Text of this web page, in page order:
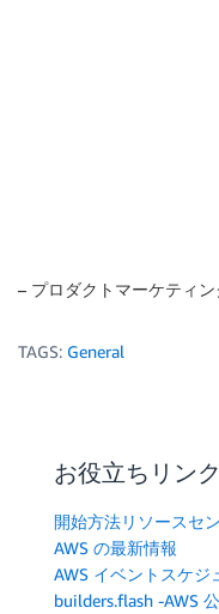
– プロダクトマーケティ
TAGS: General
お役立ちリンク
開始方法リソースセ
AWS の最新情報
AWS イベントスケジ
builders.flash -AWS